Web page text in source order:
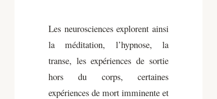
Les neurosciences explorent ainsi
la méditation, l’hypnose, la
transe, les expériences de sortie
hors du corps, certaines
expériences de mort imminente et